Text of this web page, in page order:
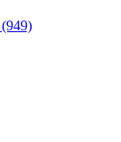
(949)